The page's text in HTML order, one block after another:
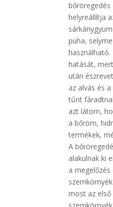
bőröregedés
helyreállítja
puha,
hatását,
után
az alvás és
tűnt
azt látom,
a bőröm,
termékek,
A
alakulnak ki
a
most az